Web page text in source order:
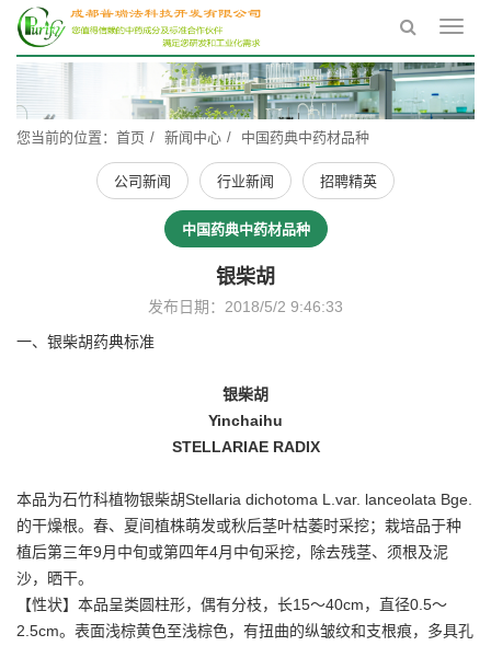
您当前的位置： 首页 新闻中心 中国药典中药材品种
公司新闻 行业新闻 招聘精英
中国药典中药材品种
银柴胡
发布日期：2018/5/2 9:46:33
一、银柴胡药典标准
银柴胡
Yinchaihu
STELLARIAE RADIX
本品为石竹科植物银柴胡Stellaria dichotoma L.var. lanceolata Bge.
的干燥根。春、夏间植株萌发或秋后茎叶枯萎时采挖；栽培品于种
植后第三年9月中旬或第四年4月中旬采挖，除去残茎、须根及泥
沙，晒干。
【性状】本品呈类圆柱形，偶有分枝，长15～40cm，直径0.5～
2.5cm。表面浅棕黄色至浅棕色，有扭曲的纵皱纹和支根痕，多具孔